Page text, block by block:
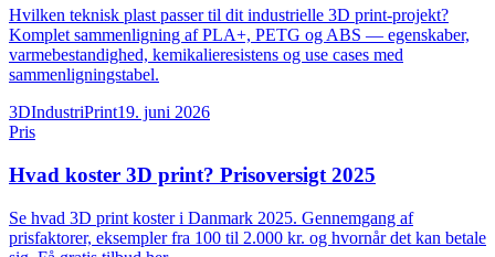
Hvilken teknisk plast passer til dit industrielle 3D print-projekt?
Komplet sammenligning af PLA+, PETG og ABS — egenskaber,
varmebestandighed, kemikalieresistens og use cases med
sammenligningstabel.
3DIndustriPrint19. juni 2026
Pris
Hvad koster 3D print? Prisoversigt 2025
Se hvad 3D print koster i Danmark 2025. Gennemgang af
prisfaktorer, eksempler fra 100 til 2.000 kr. og hvornår det kan betale